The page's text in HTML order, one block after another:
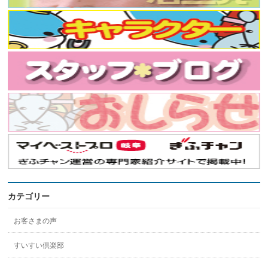
カテゴリー
お客さまの声
すいすい倶楽部